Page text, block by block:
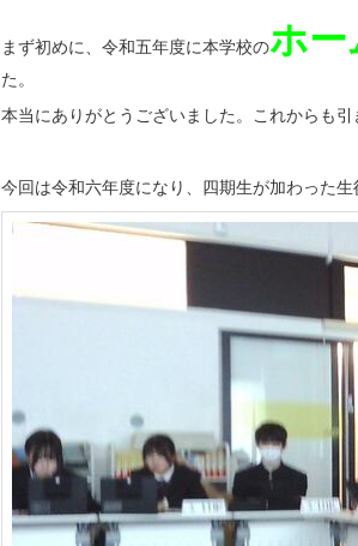
まず初めに、令和五年度に本学校のホー
た。
本当にありがとうございました。これからも
今回は令和六年度になり、四期生が加わった生